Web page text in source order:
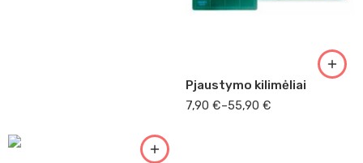
Pjaustymo kilimėliai
7,90 €–55,90 €